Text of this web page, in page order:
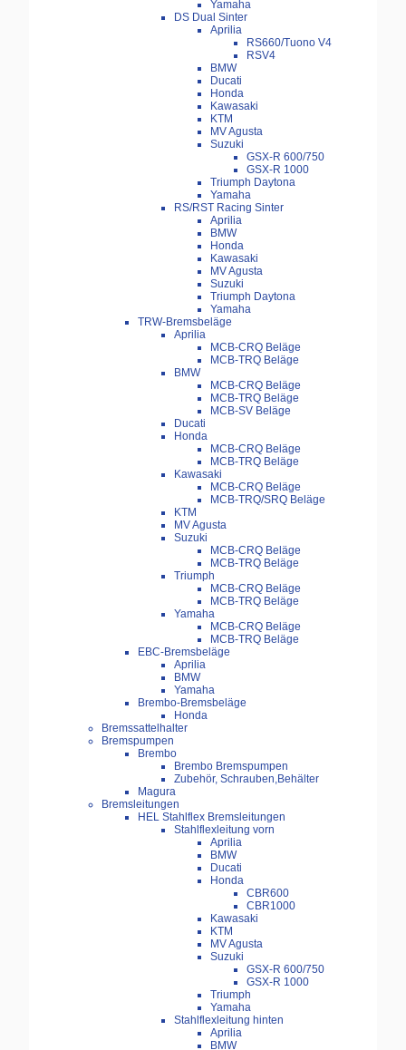
Yamaha
DS Dual Sinter
Aprilia
RS660/Tuono V4
RSV4
BMW
Ducati
Honda
Kawasaki
KTM
MV Agusta
Suzuki
GSX-R 600/750
GSX-R 1000
Triumph Daytona
Yamaha
RS/RST Racing Sinter
Aprilia
BMW
Honda
Kawasaki
MV Agusta
Suzuki
Triumph Daytona
Yamaha
TRW-Bremsbeläge
Aprilia
MCB-CRQ Beläge
MCB-TRQ Beläge
BMW
MCB-CRQ Beläge
MCB-TRQ Beläge
MCB-SV Beläge
Ducati
Honda
MCB-CRQ Beläge
MCB-TRQ Beläge
Kawasaki
MCB-CRQ Beläge
MCB-TRQ/SRQ Beläge
KTM
MV Agusta
Suzuki
MCB-CRQ Beläge
MCB-TRQ Beläge
Triumph
MCB-CRQ Beläge
MCB-TRQ Beläge
Yamaha
MCB-CRQ Beläge
MCB-TRQ Beläge
EBC-Bremsbeläge
Aprilia
BMW
Yamaha
Brembo-Bremsbeläge
Honda
Bremssattelhalter
Bremspumpen
Brembo
Brembo Bremspumpen
Zubehör, Schrauben,Behälter
Magura
Bremsleitungen
HEL Stahlflex Bremsleitungen
Stahlflexleitung vorn
Aprilia
BMW
Ducati
Honda
CBR600
CBR1000
Kawasaki
KTM
MV Agusta
Suzuki
GSX-R 600/750
GSX-R 1000
Triumph
Yamaha
Stahlflexleitung hinten
Aprilia
BMW